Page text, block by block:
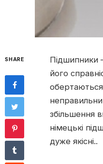
SHARE
Підшипники
його
збільшення
німецькі
дуже якісні..